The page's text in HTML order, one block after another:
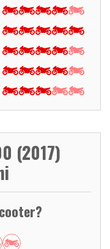
(2017)